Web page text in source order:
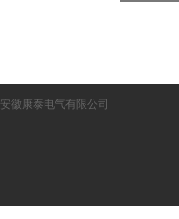
安徽康泰电气有限公司